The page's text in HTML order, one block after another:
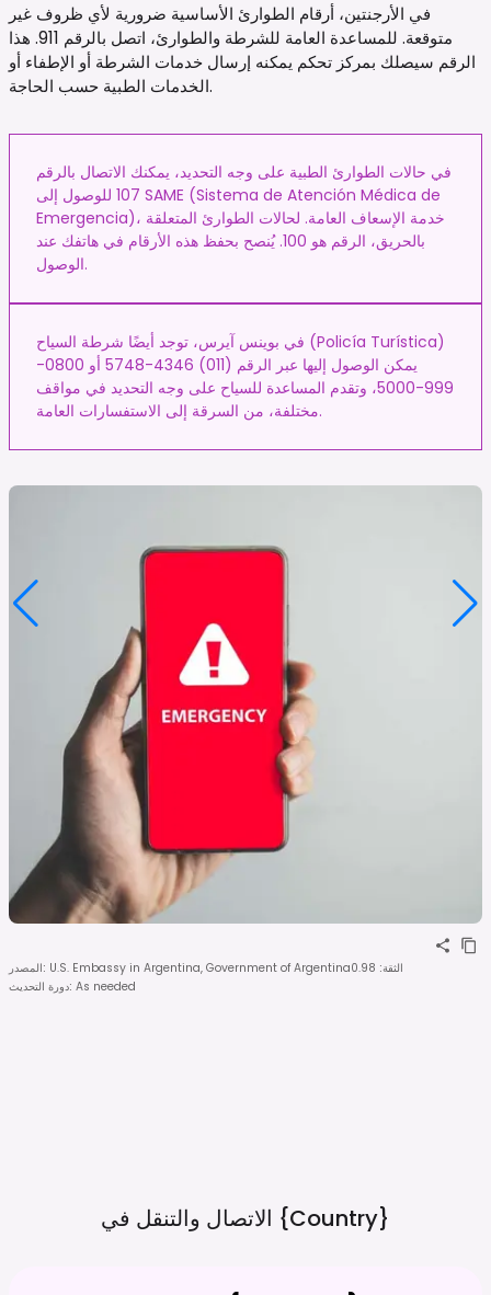
في الأرجنتين، أرقام الطوارئ الأساسية ضرورية لأي ظروف غير
متوقعة. للمساعدة العامة للشرطة والطوارئ، اتصل بالرقم 911. هذا
الرقم سيصلك بمركز تحكم يمكنه إرسال خدمات الشرطة أو الإطفاء أو
الخدمات الطبية حسب الحاجة.
في حالات الطوارئ الطبية على وجه التحديد، يمكنك الاتصال بالرقم
107 للوصول إلى SAME (Sistema de Atención Médica de
Emergencia)، خدمة الإسعاف العامة. لحالات الطوارئ المتعلقة
بالحريق، الرقم هو 100. يُنصح بحفظ هذه الأرقام في هاتفك عند
الوصول.
في بوينس آيرس، توجد أيضًا شرطة السياح (Policía Turística)
يمكن الوصول إليها عبر الرقم (011) 4346-5748 أو 0800-
999-5000، وتقدم المساعدة للسياح على وجه التحديد في مواقف
مختلفة، من السرقة إلى الاستفسارات العامة.
المصدر: U.S. Embassy in Argentina, Government of Argentina الثقة:
0.98
دورة التحديث: As needed
الاتصال والتنقل في {country}